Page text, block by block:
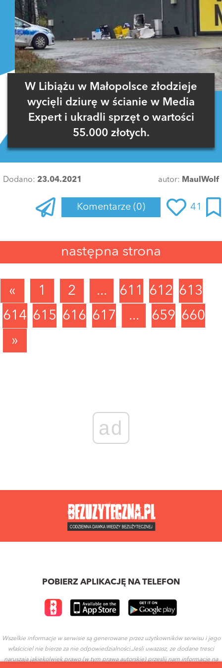
W Libiążu w Małopolsce złodzieje
wycięli dziurę w ścianie w Media
Expert i ukradli sprzęt o wartości
55.000 złotych.
Dodano: 23.04.2021 autor: MaulWolf
Komentarze (0) 41
następna strona
« 1 2 ... 611 612 613
614 615 616 617 ... 659 660
»
ad
POBIERZ APLIKACJĘ NA TELEFON
Wszelkie informacje w serwisie są generowane przez użytkowników serwisu i jego
właściciel nie bierze za nie odpowiedzialności.Jesli uwazasz, ze dodane tresci
naruszaja jakiekolwiek prawo (w tym prawa autorskie) przeslij nam informacje na